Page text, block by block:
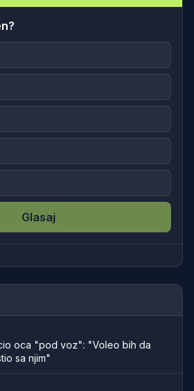
Glasaj
oca "pod voz": "Voleo bih da
sa njim"